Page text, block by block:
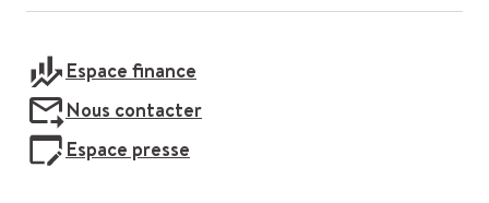
Espace finance
Nous contacter
Espace presse